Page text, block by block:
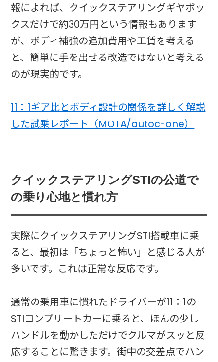
報によれば、クイックステアリングギヤボッ
クスだけで約30万円という情報もあります
が、ボディ補強の追加費用や工賃を考える
と、簡単に手を出せる改造ではないと考える
のが現実的です。
11：1ギア比とボディ設計の関係を詳しく解説
した試乗レポート（MOTA/autoc-one）
クイックステアリングSTIの公道で
の乗り心地と慣れ方
実際にクイックステアリングSTI搭載車に乗
ると、最初は「ちょっと怖い」と感じる人が
多いです。これは正常な反応です。
通常の乗用車に慣れたドライバーが11：1の
STIコンプリートカーに乗ると、ほんの少し
ハンドルを動かしただけでクルマがスッと反
応することに驚きます。街中の交差点でハン